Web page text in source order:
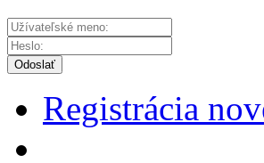
Odoslať
Registrácia